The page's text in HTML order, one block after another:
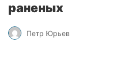
раненых
Петр Юрьев